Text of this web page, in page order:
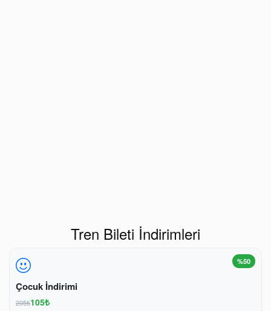
Tren Bileti İndirimleri
%50
Çocuk İndirimi
205₺105₺